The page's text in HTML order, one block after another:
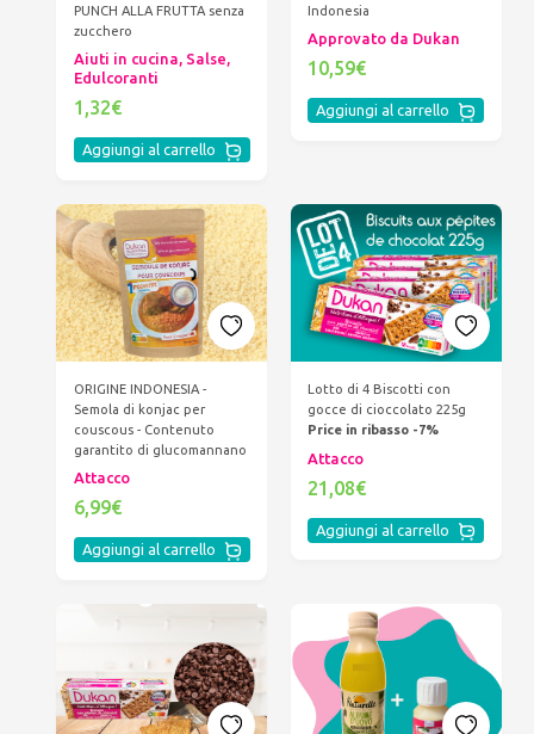
PUNCH ALLA FRUTTA senza
zucchero
Aiuti in cucina, Salse,
Edulcoranti
1,32€
Aggiungi al carrello
Indonesia
Approvato da Dukan
10,59€
Aggiungi al carrello
ORIGINE INDONESIA -
Semola di konjac per
couscous - Contenuto
garantito di glucomannano
Attacco
6,99€
Aggiungi al carrello
Lotto di 4 Biscotti con
gocce di cioccolato 225g
Price in ribasso -7%
Attacco
21,08€
Aggiungi al carrello